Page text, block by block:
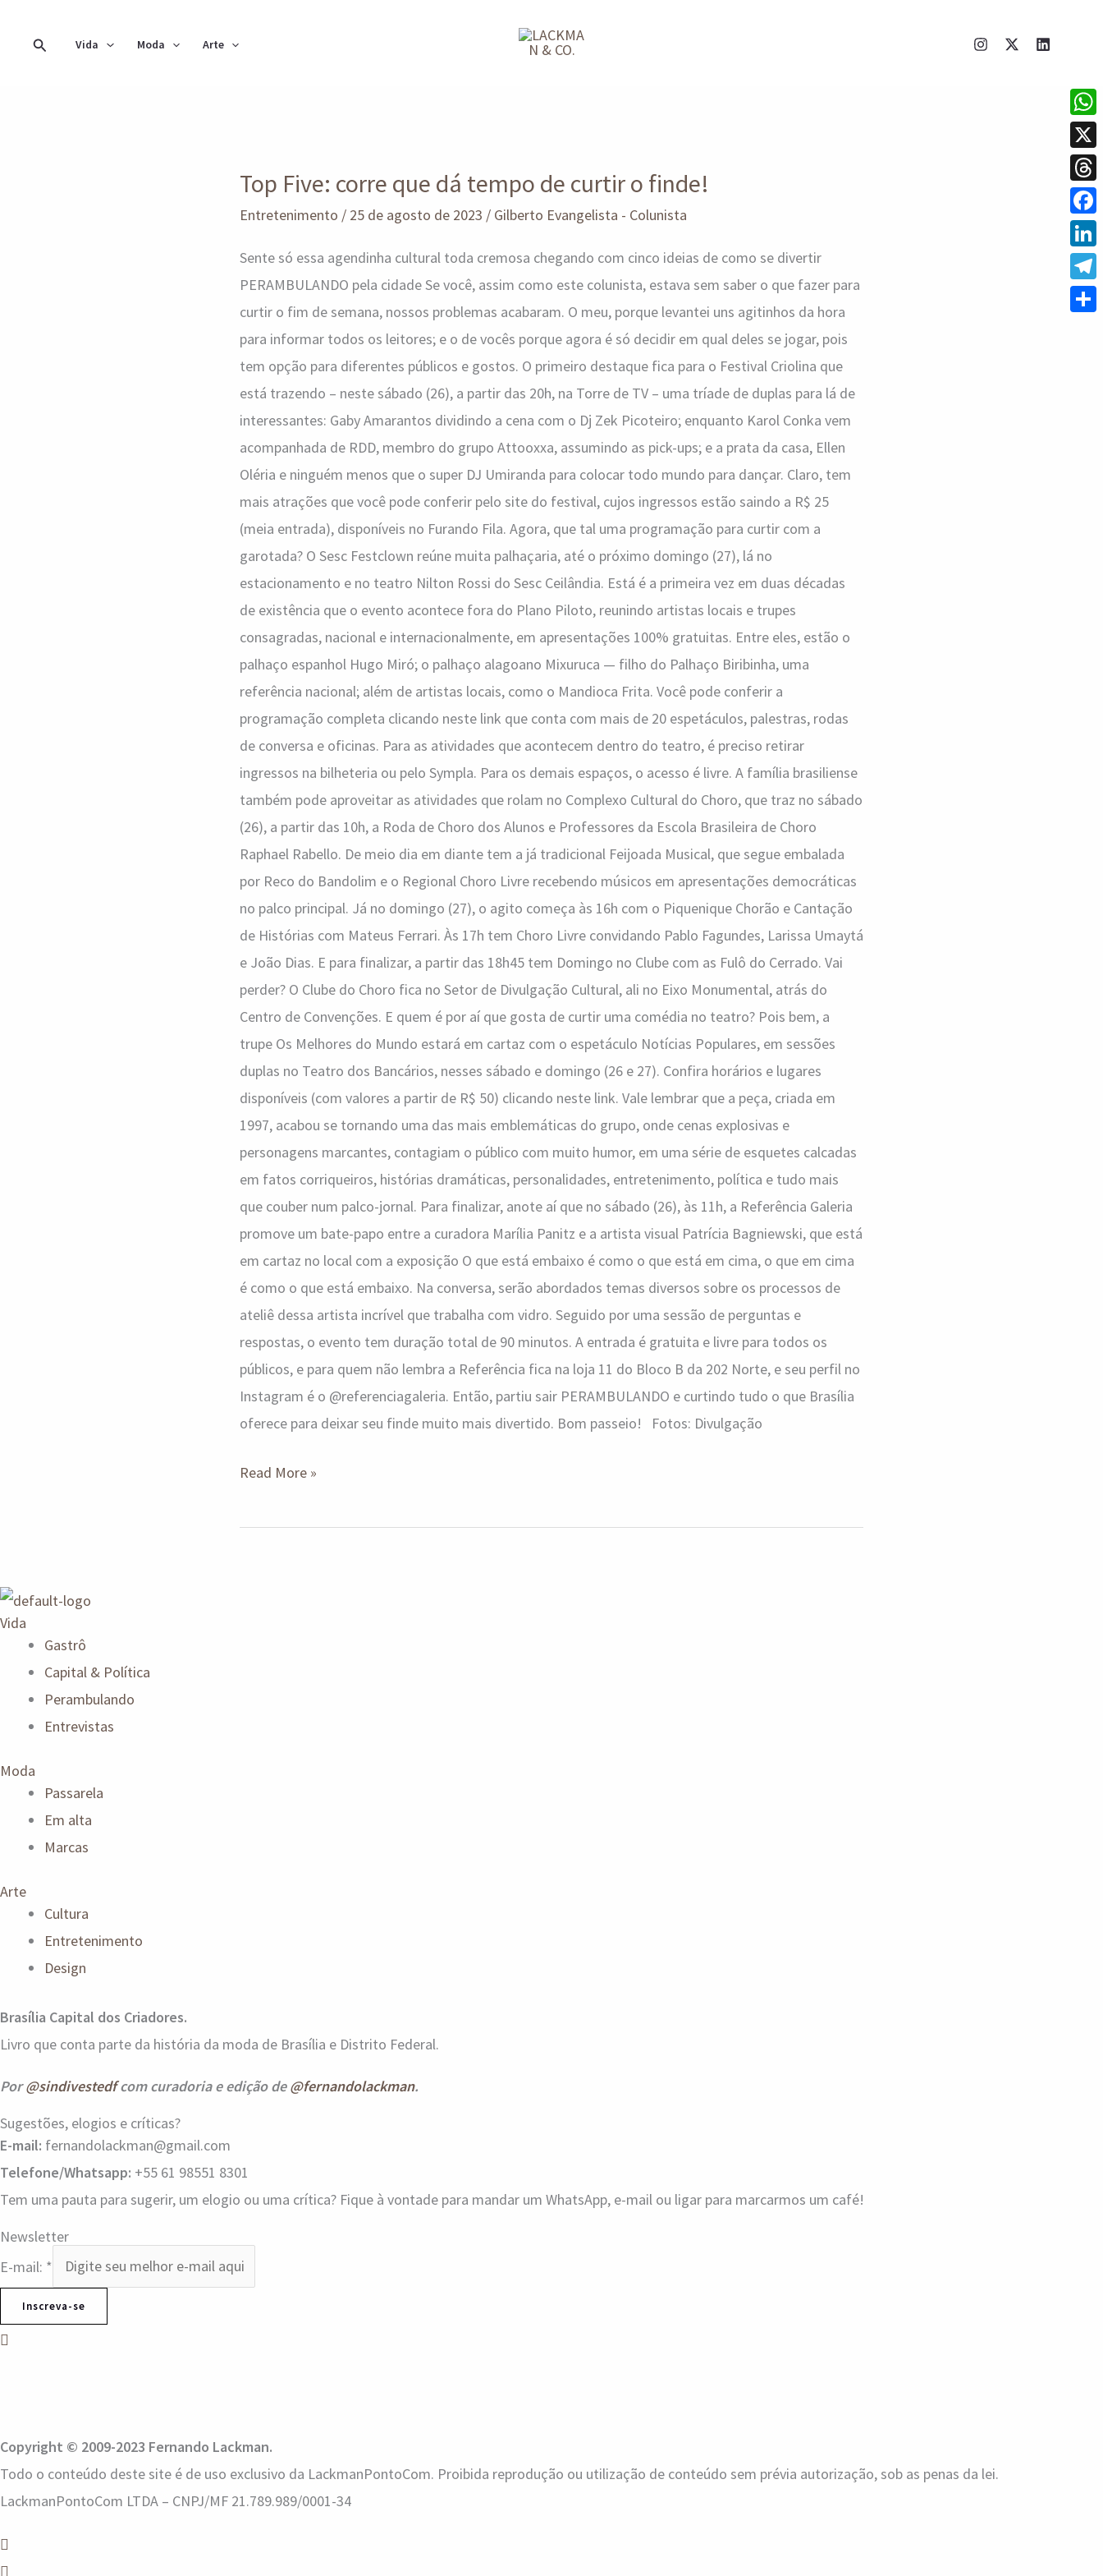
Pesquisar
Vida Moda Arte
Top Five: corre que dá tempo de curtir o finde!
Entretenimento / 25 de agosto de 2023 / Gilberto Evangelista - Colunista
Sente só essa agendinha cultural toda cremosa chegando com cinco ideias de como se divertir
PERAMBULANDO pela cidade Se você, assim como este colunista, estava sem saber o que fazer para
curtir o fim de semana, nossos problemas acabaram. O meu, porque levantei uns agitinhos da hora
para informar todos os leitores; e o de vocês porque agora é só decidir em qual deles se jogar, pois
tem opção para diferentes públicos e gostos. O primeiro destaque fica para o Festival Criolina que
está trazendo – neste sábado (26), a partir das 20h, na Torre de TV – uma tríade de duplas para lá de
interessantes: Gaby Amarantos dividindo a cena com o Dj Zek Picoteiro; enquanto Karol Conka vem
acompanhada de RDD, membro do grupo Attooxxa, assumindo as pick-ups; e a prata da casa, Ellen
Oléria e ninguém menos que o super DJ Umiranda para colocar todo mundo para dançar. Claro, tem
mais atrações que você pode conferir pelo site do festival, cujos ingressos estão saindo a R$ 25
(meia entrada), disponíveis no Furando Fila. Agora, que tal uma programação para curtir com a
garotada? O Sesc Festclown reúne muita palhaçaria, até o próximo domingo (27), lá no
estacionamento e no teatro Nilton Rossi do Sesc Ceilândia. Está é a primeira vez em duas décadas
de existência que o evento acontece fora do Plano Piloto, reunindo artistas locais e trupes
consagradas, nacional e internacionalmente, em apresentações 100% gratuitas. Entre eles, estão o
palhaço espanhol Hugo Miró; o palhaço alagoano Mixuruca — filho do Palhaço Biribinha, uma
referência nacional; além de artistas locais, como o Mandioca Frita. Você pode conferir a
programação completa clicando neste link que conta com mais de 20 espetáculos, palestras, rodas
de conversa e oficinas. Para as atividades que acontecem dentro do teatro, é preciso retirar
ingressos na bilheteria ou pelo Sympla. Para os demais espaços, o acesso é livre. A família brasiliense
também pode aproveitar as atividades que rolam no Complexo Cultural do Choro, que traz no sábado
(26), a partir das 10h, a Roda de Choro dos Alunos e Professores da Escola Brasileira de Choro
Raphael Rabello. De meio dia em diante tem a já tradicional Feijoada Musical, que segue embalada
por Reco do Bandolim e o Regional Choro Livre recebendo músicos em apresentações democráticas
no palco principal. Já no domingo (27), o agito começa às 16h com o Piquenique Chorão e Cantação
de Histórias com Mateus Ferrari. Às 17h tem Choro Livre convidando Pablo Fagundes, Larissa Umaytá
e João Dias. E para finalizar, a partir das 18h45 tem Domingo no Clube com as Fulô do Cerrado. Vai
perder? O Clube do Choro fica no Setor de Divulgação Cultural, ali no Eixo Monumental, atrás do
Centro de Convenções. E quem é por aí que gosta de curtir uma comédia no teatro? Pois bem, a
trupe Os Melhores do Mundo estará em cartaz com o espetáculo Notícias Populares, em sessões
duplas no Teatro dos Bancários, nesses sábado e domingo (26 e 27). Confira horários e lugares
disponíveis (com valores a partir de R$ 50) clicando neste link. Vale lembrar que a peça, criada em
1997, acabou se tornando uma das mais emblemáticas do grupo, onde cenas explosivas e
personagens marcantes, contagiam o público com muito humor, em uma série de esquetes calcadas
em fatos corriqueiros, histórias dramáticas, personalidades, entretenimento, política e tudo mais
que couber num palco-jornal. Para finalizar, anote aí que no sábado (26), às 11h, a Referência Galeria
promove um bate-papo entre a curadora Marília Panitz e a artista visual Patrícia Bagniewski, que está
em cartaz no local com a exposição O que está embaixo é como o que está em cima, o que em cima
é como o que está embaixo. Na conversa, serão abordados temas diversos sobre os processos de
ateliê dessa artista incrível que trabalha com vidro. Seguido por uma sessão de perguntas e
respostas, o evento tem duração total de 90 minutos. A entrada é gratuita e livre para todos os
públicos, e para quem não lembra a Referência fica na loja 11 do Bloco B da 202 Norte, e seu perfil no
Instagram é o @referenciagaleria. Então, partiu sair PERAMBULANDO e curtindo tudo o que Brasília
oferece para deixar seu finde muito mais divertido. Bom passeio! Fotos: Divulgação
Five:
corre
dá
tempo
de
curtir
o
finde!
Read More »
Vida
Gastrô
Capital & Política
Perambulando
Entrevistas
Moda
Passarela
Em alta
Marcas
Arte
Cultura
Entretenimento
Design
Brasília Capital dos Criadores.
Livro que conta parte da história da moda de Brasília e Distrito Federal.
Por@sindivestedfcom curadoria e edição de@fernandolackman.
Sugestões, elogios e críticas?
E-mail: fernandolackman@gmail.com
Telefone/Whatsapp: +55 61 98551 8301
Tem uma pauta para sugerir, um elogio ou uma crítica? Fique à vontade para mandar um WhatsApp, e-mail ou ligar para marcarmos um café!
Newsletter
E-mail: *
Inscreva-se
Copyright © 2009-2023 Fernando Lackman.
Todo o conteúdo deste site é de uso exclusivo da LackmanPontoCom. Proibida reprodução ou utilização de conteúdo sem prévia autorização, sob as penas da lei.
LackmanPontoCom LTDA – CNPJ/MF 21.789.989/0001-34
X